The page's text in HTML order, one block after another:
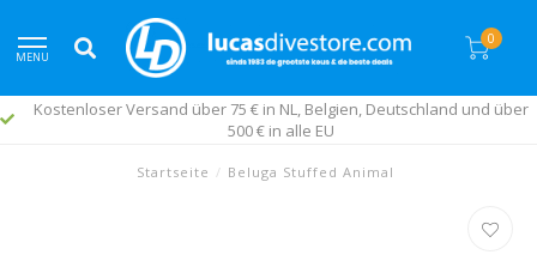
MENU
0
Kostenloser Versand über 75 € in NL, Belgien, Deutschland und über
500 € in alle EU
Startseite / Beluga Stuffed Animal